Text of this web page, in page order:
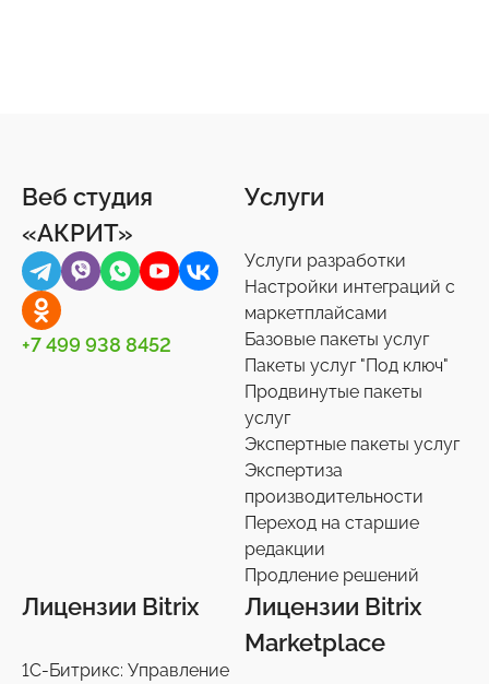
Веб студия
«АКРИТ»
+7 499 938 8452
Услуги
Услуги разработки
Настройки интеграций с
маркетплайсами
Базовые пакеты услуг
Пакеты услуг "Под ключ"
Продвинутые пакеты
услуг
Экспертные пакеты услуг
Экспертиза
производительности
Переход на старшие
редакции
Продление решений
Лицензии Bitrix
1С-Битрикс: Управление
Лицензии Bitrix
Marketplace